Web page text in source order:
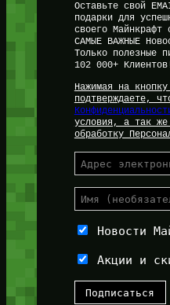
Оставьте свой
подарки для
своего
САМЫЕ ВАЖНЫЕ
Только полезные
102 000+
Нажимая на
подтверждаете,
условия, а так же
обработку
Новости
Акции и